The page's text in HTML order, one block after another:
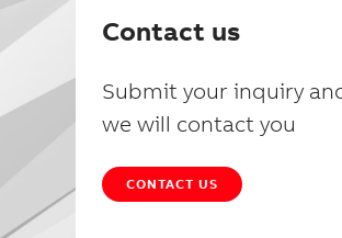
Contact us
Submit your inquiry
we will contact you
CONTACT US